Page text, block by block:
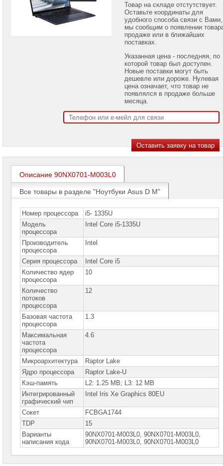
лампы
проекторов
MSI
Ноутбуки
Acer
Asus
Ноутбуки
Asus
Pro
Ноутбуки
Asus
Proart
Ноутбуки
Asus
Flip
Ноутбуки
Asus
Zenbook
Ноутбуки
Asus
ExpertBook
Ноутбуки
Asus
VivoBook
Ноутбуки
Asus
ROG
Ноутбуки
Asus
TUF
Ноутбуки
Asus
Товар на складе отстутствует.
Оставьте координаты для
удобного способа связи с Вами,
мы сообщим о появлении
продаже или в ближайших
поставках.
Указанная цена - последняя, по
которой товар был доступен.
Новые поставки могут быть
дешевле или дороже. Нулевая
цена означает, что товар не
появлялся в продаже больше
месяца.
Описание 90NX0701-M003L0
Все товары в разделе "Ноутбуки Asus D M"
Номер процессора
i5- 1335U
Модель
процессора
Intel Core i5-1335U
Производитель
процессора
Intel
Серия процессора
Intel Core i5
Количество ядер
процессора
10
Количество
потоков
процессора
12
Базовая частота
процессора
1.3
Максимальная
частота
процессора
4.6
Микроархитектура
Raptor Lake
Ядро процессора
Raptor Lake-U
Кэш-память
L2: 1.25 MB; L3: 12 MB
Интегрированный
графический чип
Intel Iris Xe Graphics 80EU
Сокет
FCBGA1744
TDP
15
Варианты
написания кода
90NX0701-M003L0, 90NX0701-M003L0,
90NX0701-М003L0, 90NХ0701-М003L0